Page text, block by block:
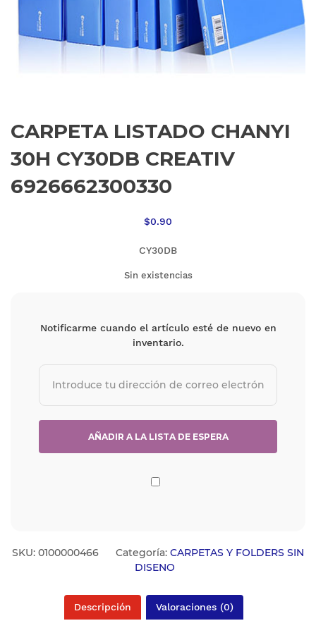
CARPETA LISTADO CHANYI
30H CY30DB CREATIV
6926662300330
$0.90
CY30DB
Sin existencias
Notificarme cuando el artículo esté de nuevo en
inventario.
SKU: 0100000466 Categoría: CARPETAS Y FOLDERS SIN
DISENO
Descripción Valoraciones (0)